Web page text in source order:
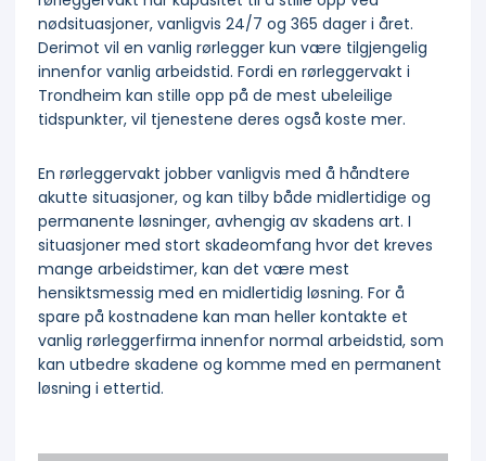
nødsituasjoner, vanligvis 24/7 og 365 dager i året.
Derimot vil en vanlig rørlegger kun være tilgjengelig
innenfor vanlig arbeidstid. Fordi en rørleggervakt i
Trondheim kan stille opp på de mest ubeleilige
tidspunkter, vil tjenestene deres også koste mer.
En rørleggervakt jobber vanligvis med å håndtere
akutte situasjoner, og kan tilby både midlertidige og
permanente løsninger, avhengig av skadens art. I
situasjoner med stort skadeomfang hvor det kreves
mange arbeidstimer, kan det være mest
hensiktsmessig med en midlertidig løsning. For å
spare på kostnadene kan man heller kontakte et
vanlig rørleggerfirma innenfor normal arbeidstid, som
kan utbedre skadene og komme med en permanent
løsning i ettertid.